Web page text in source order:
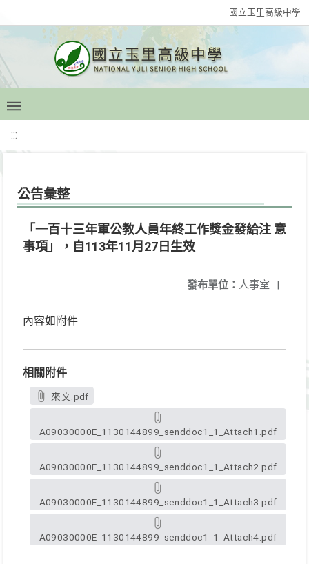
國立玉里高級中學
:::
公告彙整
「一百十三年軍公教人員年終工作獎金發給注 意
事項」，自113年11月27日生效
發布單位： 人事室 |
內容如附件
相關附件
來文.pdf
A09030000E_1130144899_senddoc1_1_Attach1.pdf
A09030000E_1130144899_senddoc1_1_Attach2.pdf
A09030000E_1130144899_senddoc1_1_Attach3.pdf
A09030000E_1130144899_senddoc1_1_Attach4.pdf